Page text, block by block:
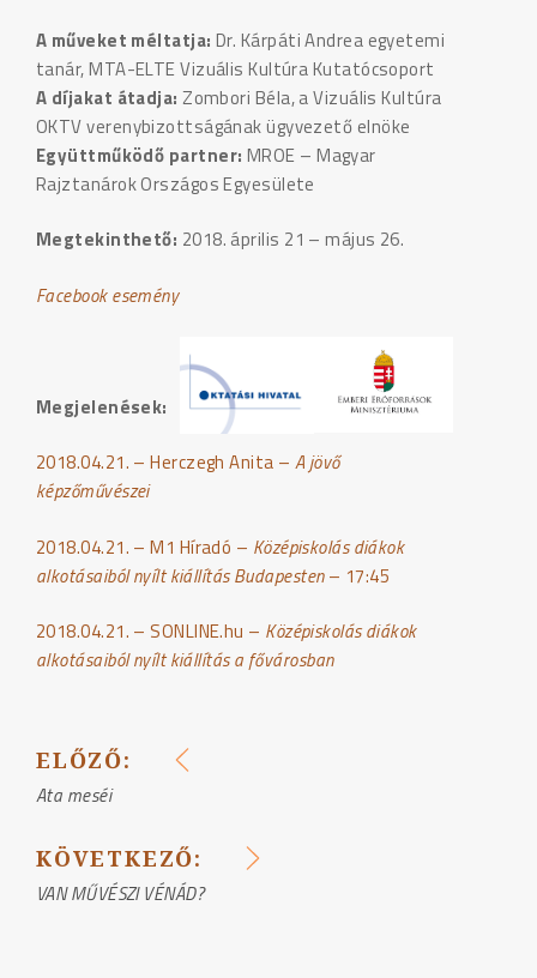
A műveket méltatja: Dr. Kárpáti Andrea egyetemi
tanár, MTA-ELTE Vizuális Kultúra Kutatócsoport
A díjakat átadja:Zombori Béla, a Vizuális Kultúra
OKTV verenybizottságának ügyvezető elnöke
Együttműködő partner: MROE – Magyar
Rajztanárok Országos Egyesülete
Megtekinthető: 2018. április 21 – május 26.
Facebook esemény
Megjelenések:
2018.04.21. – Herczegh Anita – A jövő
képzőművészei
2018.04.21. – M1 Híradó – Középiskolás diákok
alkotásaiból nyílt kiállítás Budapesten– 17:45
2018.04.21. – SONLINE.hu – Középiskolás diákok
alkotásaiból nyílt kiállítás a fővárosban
BEJEGYZÉS
NAVIGÁCIÓ
ELŐZŐ:
Ata meséi
KÖVETKEZŐ:
VAN MŰVÉSZI VÉNÁD?